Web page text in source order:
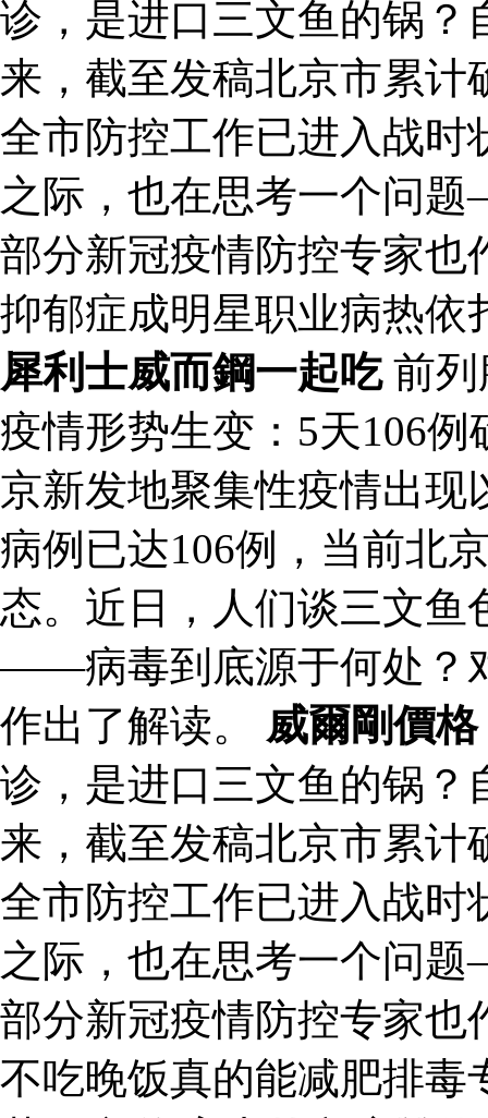
诊，是进口三文鱼的锅？
来，截至发稿北京市累计
全市防控工作已进入战时
之际，也在思考一个问
部分新冠疫情防控专家
抑郁症成明星职业病热依
犀利士威而鋼一起吃前列
疫情形势生变：5天106
京新发地聚集性疫情出现
病例已达106例，当前北
态。近日，人们谈三文鱼
——病毒到底源于何处？
作出了解读。 威爾剛價格
诊，是进口三文鱼的锅？
来，截至发稿北京市累计
全市防控工作已进入战时
之际，也在思考一个问
部分新冠疫情防控专家
不吃晚饭真的能减肥排毒